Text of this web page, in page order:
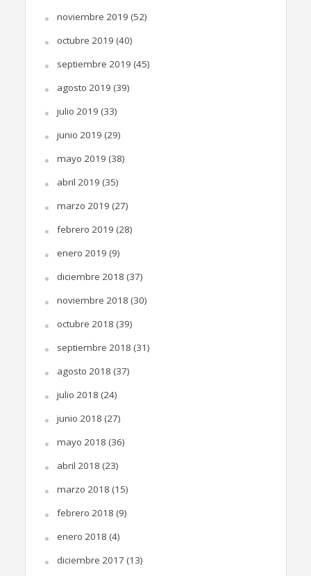
noviembre 2019 (52)
octubre 2019 (40)
septiembre 2019 (45)
agosto 2019 (39)
julio 2019 (33)
junio 2019 (29)
mayo 2019 (38)
abril 2019 (35)
marzo 2019 (27)
febrero 2019 (28)
enero 2019 (9)
diciembre 2018 (37)
noviembre 2018 (30)
octubre 2018 (39)
septiembre 2018 (31)
agosto 2018 (37)
julio 2018 (24)
junio 2018 (27)
mayo 2018 (36)
abril 2018 (23)
marzo 2018 (15)
febrero 2018 (9)
enero 2018 (4)
diciembre 2017 (13)